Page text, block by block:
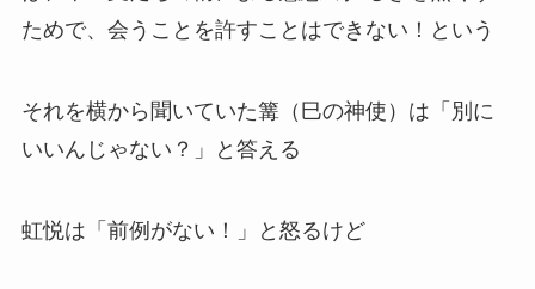
ためで、会うことを許すことはできない！という
それを横から聞いていた篝（巳の神使）は「別に
いいんじゃない？」と答える
虹悦は「前例がない！」と怒るけど